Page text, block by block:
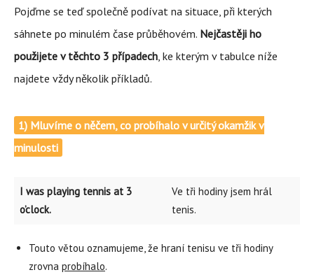
Pojďme se teď společně podívat na situace, při kterých
sáhnete po minulém čase průběhovém. Nejčastěji ho
použijete v těchto 3 případech, ke kterým v tabulce níže
najdete vždy několik příkladů.
1) Mluvíme o něčem, co probíhalo v určitý okamžik v
minulosti
I was playing tennis at 3
o’clock.
Ve tři hodiny jsem hrál
tenis.
Touto větou oznamujeme, že hraní tenisu ve tři hodiny
zrovna probíhalo.